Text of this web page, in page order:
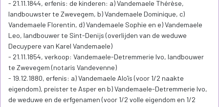
bestaande uit een metalen vangplank, metalen sabelijzer, ijzeren
vangbalk, houten vangezel, houten vanghaak, houten
vangtrommel met vangtouw en een houten keervang. Boven deze
uitrusting bevindt zich de molenas met de gietijzeren askop. Op
de molenas steken twee grote aswielen. Het grootste wiel, het
vangwiel, telt 56 kammen en drijft een bonkelaar (of klein
kamwiel) van 16 kammen aan. Het kleinere aswiel, het voorwiel,
heeft 44 kammen en haakt in in een schijfloop van 14 kammen.
Zowel de bonkelaar als de schijfloop bevinden zich bovenaan het
staakijzer dat de bovenste molensteen (of loper) aandrijft. Door